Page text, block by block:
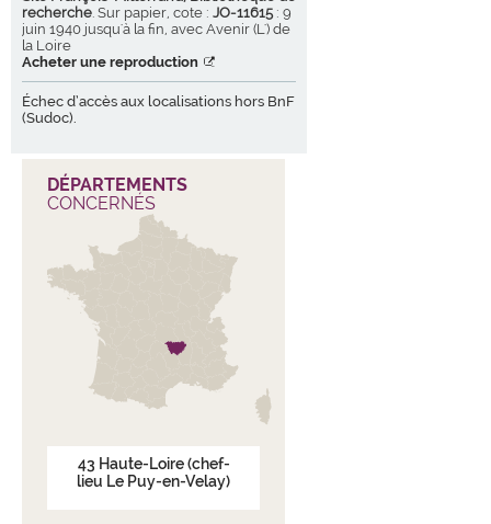
DÉPARTEMENTS
CONCERNÉS
43 Haute-Loire(chef-
lieu Le Puy-en-Velay)
recherche . Sur papier, cote : JO-11615: 9
juin 1940 jusqu'à la fin, avec Avenir (L') de
la Loire
Acheter une reproduction
Échec d’accès aux localisations hors BnF
(Sudoc).